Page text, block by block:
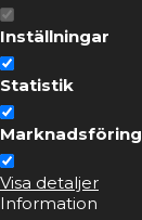
Inställningar
Statistik
Marknadsföring
Visa detaljer
Information